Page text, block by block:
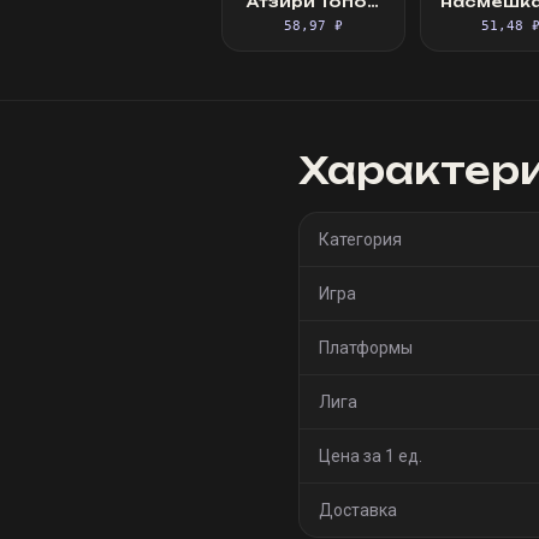
ваал
58,97 ₽
убийцы
51,48 ₽
Категория
Игра
Платформы
Лига
Цена за 1 ед.
Доставка